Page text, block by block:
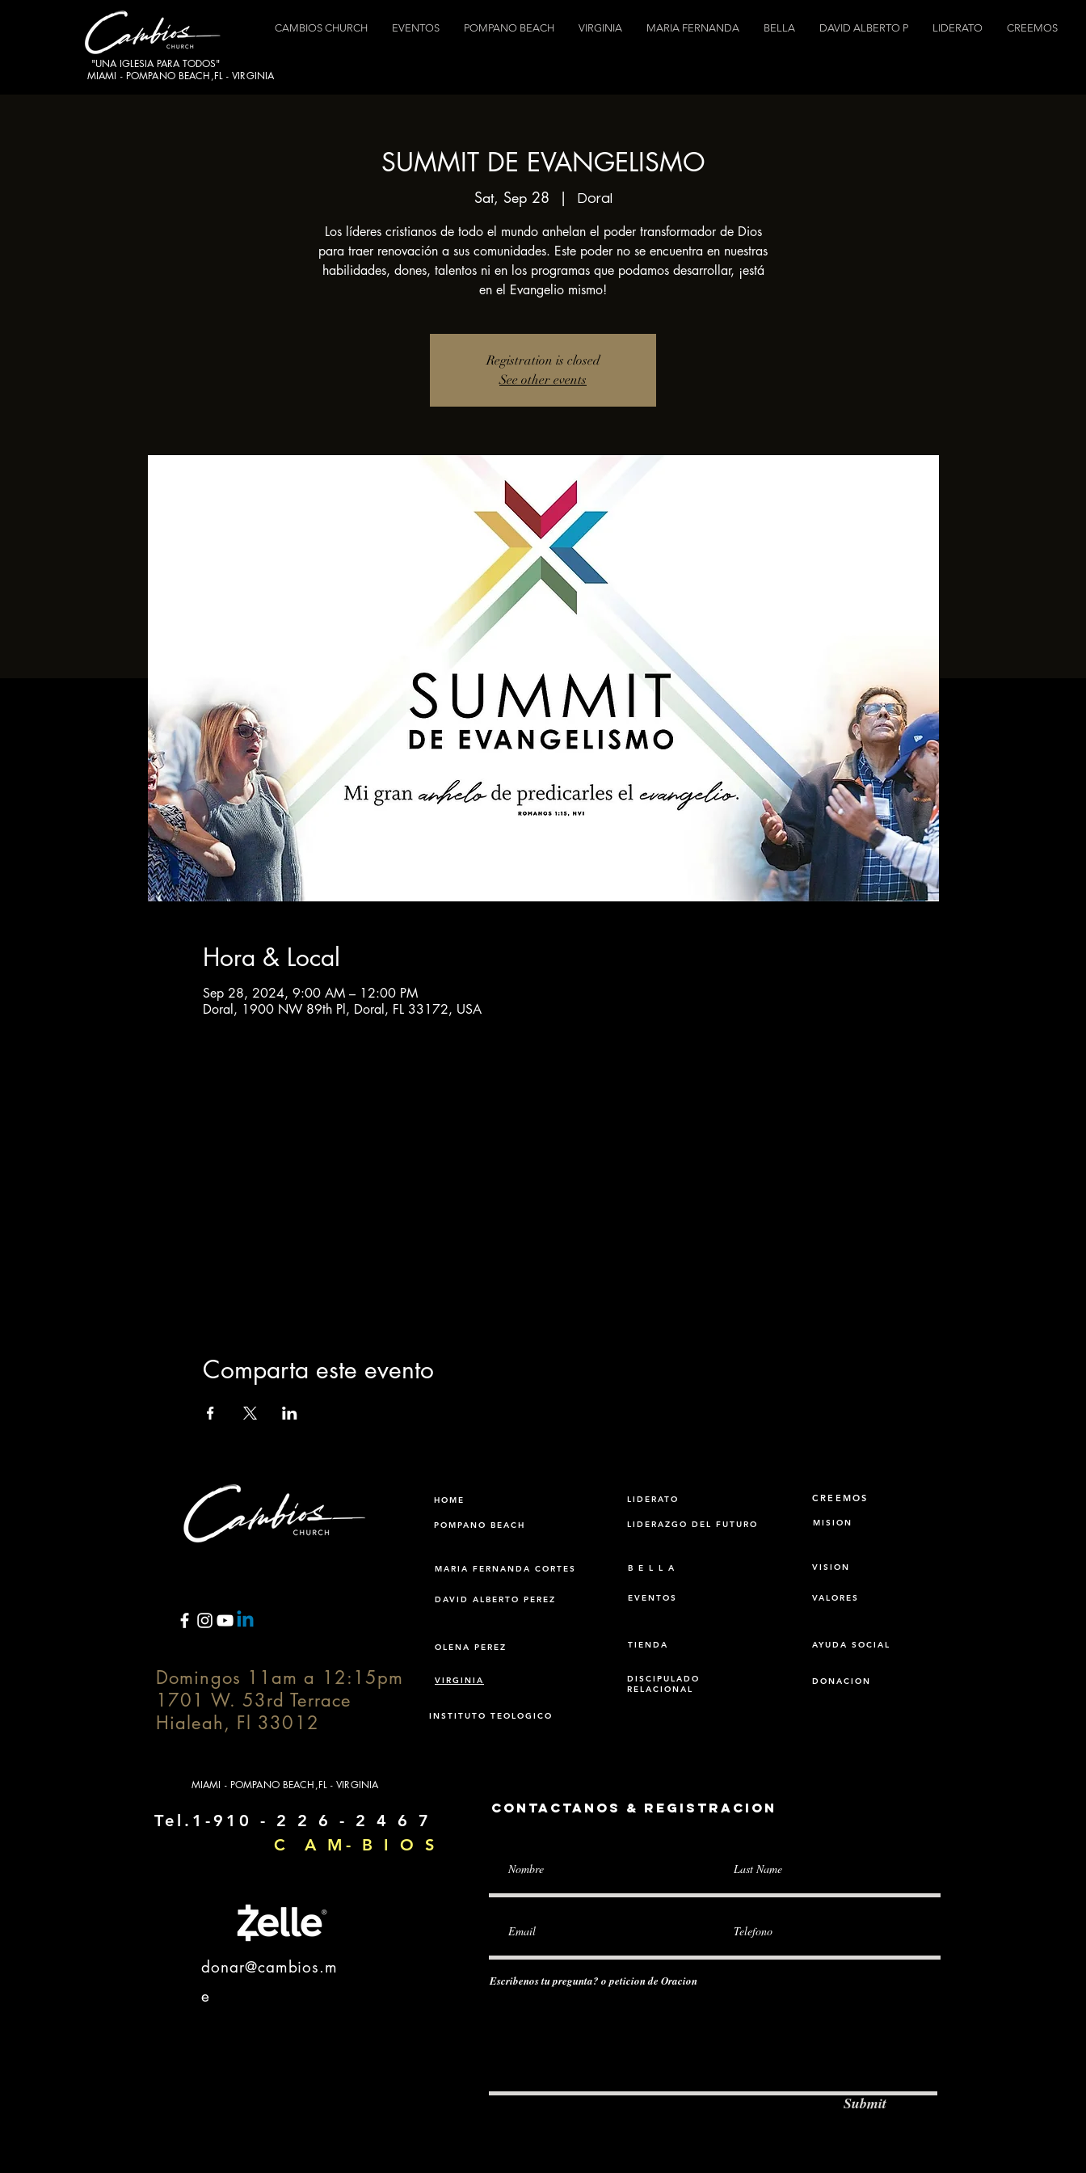
CAMBIOS CHURCH EVENTOS POMPANO BEACH VIRGINIA MARIA FERNANDA BELLA DAVID ALBERTO P LIDERATO CREEMOS
"UNA IGLESIA PARA TODOS"
MIAMI - POMPANO BEACH,FL - VIRGINIA
SUMMIT DE EVANGELISMO
Sat, Sep 28
  |
Doral
Los líderes cristianos de todo el mundo anhelan el poder transformador de Dios
para traer renovación a sus comunidades. Este poder no se encuentra en nuestras
habilidades, dones, talentos ni en los programas que podamos desarrollar, ¡está
en el Evangelio mismo!
Registration is closed
See other events
Hora & Local
Sep 28, 2024, 9:00 AM – 12:00 PM
Doral, 1900 NW 89th Pl, Doral, FL 33172, USA
Comparta este evento
HOME
POMPANO BEACH
MARIA FERNANDA CORTES
DAVID ALBERTO PEREZ
LIDERATO
LIDERAZGO DEL FUTURO
B E L L A
EVENTOS
CREEMOS
MISION
VISION
VALORES
OLENA PEREZ
VIRGINIA
INSTITUTO TEOLOGICO
Domingos 11am a 12:15pm
1701 W. 53rd Terrace
Hialeah, Fl 33012
TIENDA
DISCIPULADO
RELACIONAL
AYUDA SOCIAL
DONACION
MIAMI - POMPANO BEACH,FL - VIRGINIA
Tel.1-910 - 2 2 6 - 2 4 6 7
C A M- B I O S
donar@cambios.m
e
Contactanos & Registracion
Escribenos tu pregunta? o peticion de Oracion
Submit